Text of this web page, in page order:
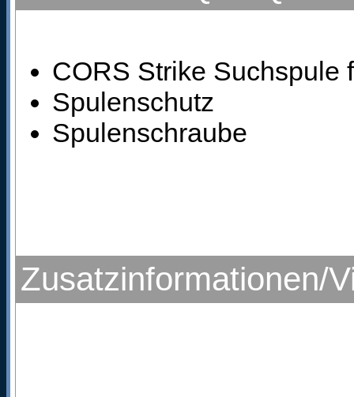
CORS Strike Suchspule
Spulenschutz
Spulenschraube
Zusatzinformationen/